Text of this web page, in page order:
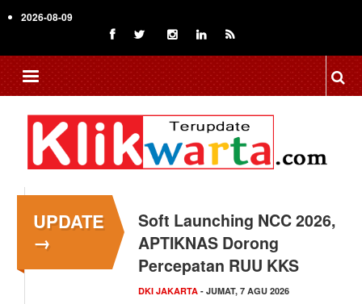
to
content
2026-08-09
UPDATE
→
Soft Launching NCC 2026,
APTIKNAS Dorong
Percepatan RUU KKS
DKI JAKARTA - JUMAT, 7 AGU 2026
Menkop Bawa Semangat
Koperasi ke Festival
Lembah Baliem Wamena
NASIONAL- JUMAT, 7 AGU 2026